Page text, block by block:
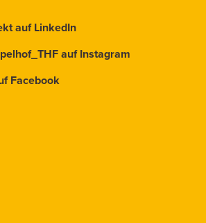
auf LinkedIn
auf Instagram
Facebook